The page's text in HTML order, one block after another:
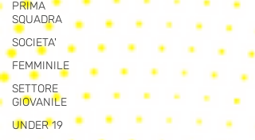
PRIMA
SQUADRA
SOCIETA'
FEMMINILE
SETTORE
GIOVANILE
UNDER 19